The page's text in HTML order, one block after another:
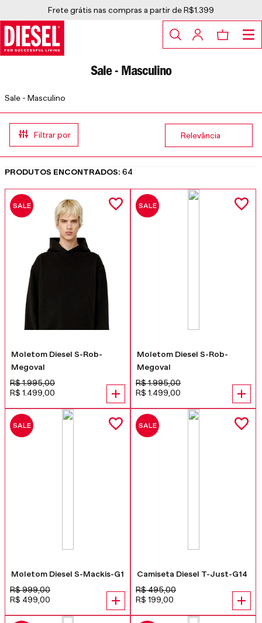
Frete grátis nas compras a partir de R$1.399
Sale - Masculino
Sale - Masculino
Relevância
64
SALE
Moletom Diesel S-Rob-
Megoval
R$1.995,00
R$ 1 499 00
SALE
Moletom Diesel S-Rob-
Megoval
R$1.995,00
R$ 1 499 00
SALE
Moletom Diesel S-Mackis-G1
R$999,00
R$ 499 00
SALE
Camiseta Diesel T-Just-G14
R$495,00
R$ 199 00